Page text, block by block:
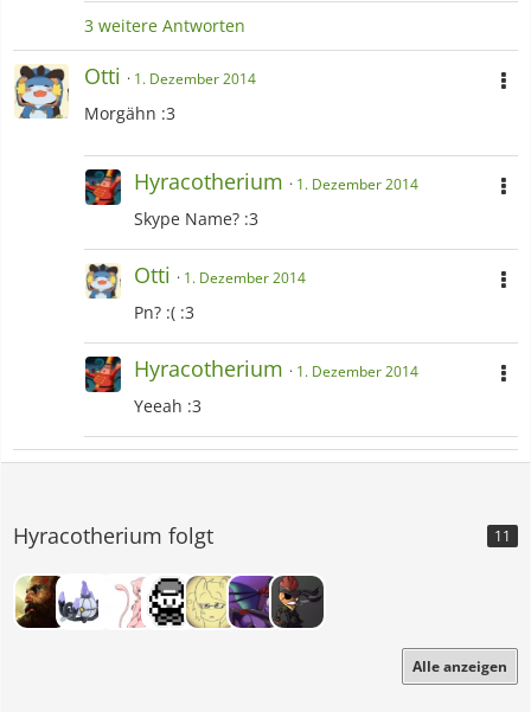
3 weitere Antworten
Otti 1. Dezember 2014
Morgähn :3
Hyracotherium 1. Dezember 2014
Skype Name? :3
Otti 1. Dezember 2014
Pn? :( :3
Hyracotherium 1. Dezember 2014
Yeeah :3
Hyracotherium folgt 11
Alle anzeigen